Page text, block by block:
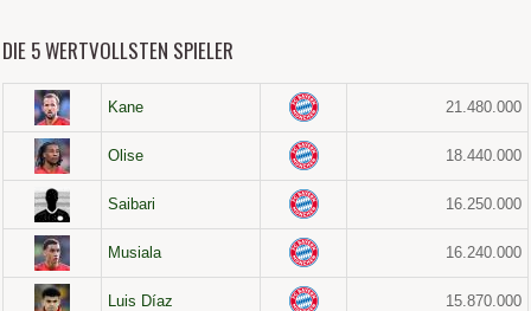
DIE 5 WERTVOLLSTEN SPIELER
Kane 21.480.000
Olise 18.440.000
Saibari 16.250.000
Musiala 16.240.000
Luis Díaz 15.870.000